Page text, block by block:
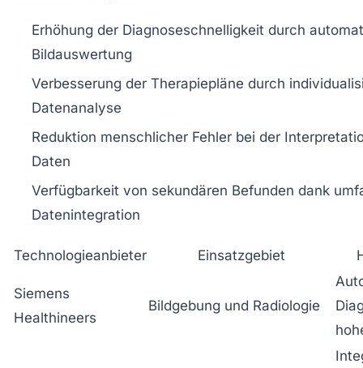
Erhöhung der Diagnoseschnelligkeit durch
Bildauswertung
Verbesserung der Therapiepläne durch
Datenanalyse
Reduktion menschlicher Fehler bei der
Daten
Verfügbarkeit von sekundären Befunden dank
Datenintegration
Technologieanbieter Einsatzgebiet
Siemens
Healthineers
Bildgebung und Radiologie